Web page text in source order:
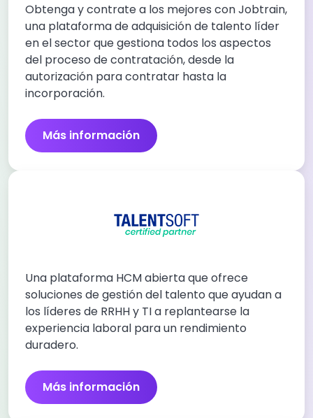
Obtenga y contrate a los mejores con Jobtrain,
una plataforma de adquisición de talento líder
en el sector que gestiona todos los aspectos
del proceso de contratación, desde la
autorización para contratar hasta la
incorporación.
Más información
Una plataforma HCM abierta que ofrece
soluciones de gestión del talento que ayudan a
los líderes de RRHH y TI a replantearse la
experiencia laboral para un rendimiento
duradero.
Más información